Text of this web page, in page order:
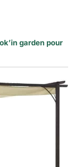
garden pour